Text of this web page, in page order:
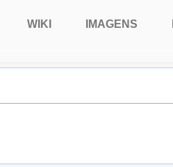
WIKI IMAGENS